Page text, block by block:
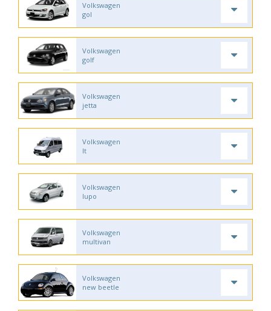
Volkswagen
gol
Volkswagen
golf
Volkswagen
jetta
Volkswagen
lt
Volkswagen
lupo
Volkswagen
multivan
Volkswagen
new beetle